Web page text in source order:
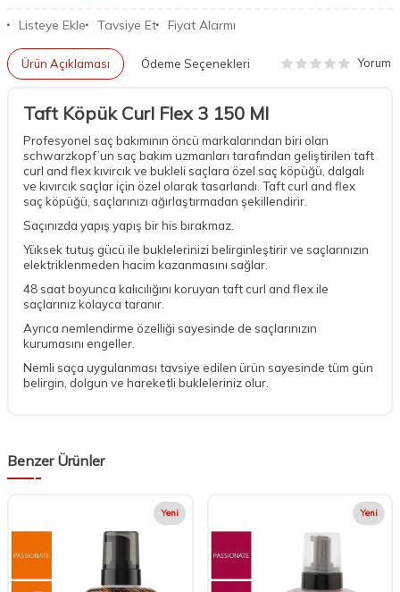
Listeye Ekle Tavsiye Et Fiyat Alarmı
Ürün Açıklaması Ödeme Seçenekleri Yorum
Taft Köpük Curl Flex 3 150 Ml
Profesyonel saç bakımının öncü markalarından biri olan
schwarzkopf’un saç bakım uzmanları tarafından geliştirilen taft
curl and flex kıvırcık ve bukleli saçlara özel saç köpüğü, dalgalı
ve kıvırcık saçlar için özel olarak tasarlandı. Taft curl and flex
saç köpüğü, saçlarınızı ağırlaştırmadan şekillendirir.
Saçınızda yapış yapış bir his bırakmaz.
Yüksek tutuş gücü ile buklelerinizi belirginleştirir ve saçlarınızın
elektriklenmeden hacim kazanmasını sağlar.
48 saat boyunca kalıcılığını koruyan taft curl and flex ile
saçlarınız kolayca taranır.
Ayrıca nemlendirme özelliği sayesinde de saçlarınızın
kurumasını engeller.
Nemli saça uygulanması tavsiye edilen ürün sayesinde tüm gün
belirgin, dolgun ve hareketli bukleleriniz olur.
Benzer Ürünler
Yeni Yeni